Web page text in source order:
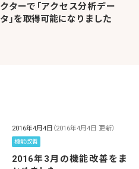
クターで「アクセス分析デー
タ」を取得可能になりました
2016年4月4日 （2016年4月4日 更新）
機能改善
2016年3月の機能改善をま